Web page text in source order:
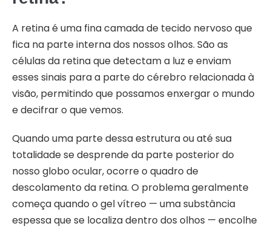
A retina é uma fina camada de tecido nervoso que
fica na parte interna dos nossos olhos. São as
células da retina que detectam a luz e enviam
esses sinais para a parte do cérebro relacionada à
visão, permitindo que possamos enxergar o mundo
e decifrar o que vemos.
Quando uma parte dessa estrutura ou até sua
totalidade se desprende da parte posterior do
nosso globo ocular, ocorre o quadro de
descolamento da retina. O problema geralmente
começa quando o gel vítreo — uma substância
espessa que se localiza dentro dos olhos — encolhe